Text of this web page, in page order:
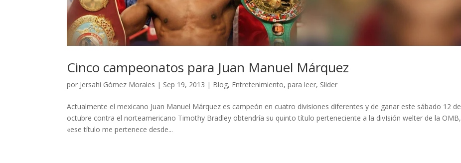
Cinco campeonatos para Juan Manuel Márquez
por Jersahi Gómez Morales | Sep 19, 2013 | Blog, Entretenimiento,para leer, Slider
Actualmente el mexicano Juan Manuel Márquez es campeón en cuatro divisiones diferentes y de ganar este sábado 12 de
octubre contra el norteamericano Timothy Bradley obtendría su quinto título perteneciente a la divIsión welter de la OMB,
«ese título me pertenece desde...